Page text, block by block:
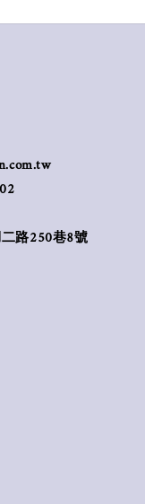
路250巷8號